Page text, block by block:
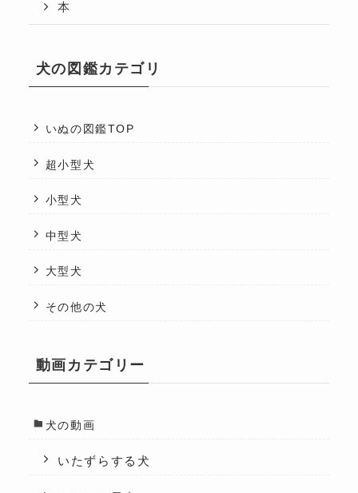
本
犬の図鑑カテゴリ
いぬの図鑑TOP
超小型犬
小型犬
中型犬
大型犬
その他の犬
動画カテゴリー
犬の動画
いたずらする犬